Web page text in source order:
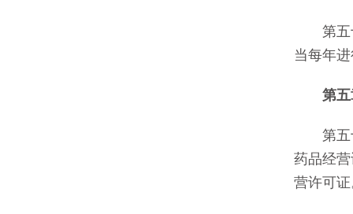
第五十
当每年
第
第五十
药品经
营许可